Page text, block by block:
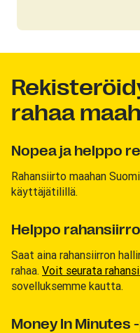
rahaa
Nopea ja helppo
Rahansiirto maahan
käyttäjätilillä.
Helppo
Saat aina rahansiirron
rahaa. Voit seurata
sovelluksemme kautta.
Money In Minutes